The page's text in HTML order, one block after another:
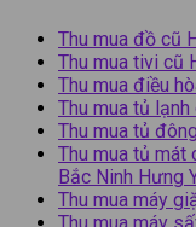
Thu mua đồ cũ
Thu mua tivi cũ
Thu mua điều
Thu mua tủ
Thu mua tủ
Thu mua tủ mát
Bắc Ninh Hưng
Thu mua máy